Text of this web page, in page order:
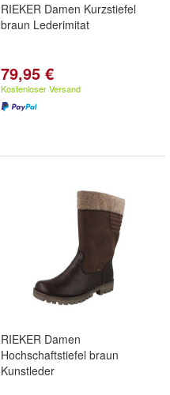
RIEKER Damen Kurzstiefel
braun Lederimitat
79,95 €
Kostenloser Versand
RIEKER Damen
Hochschaftstiefel braun
Kunstleder